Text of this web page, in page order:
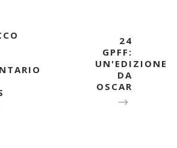
24
GPFF:
UN'EDIZIONE
DA
OSCAR